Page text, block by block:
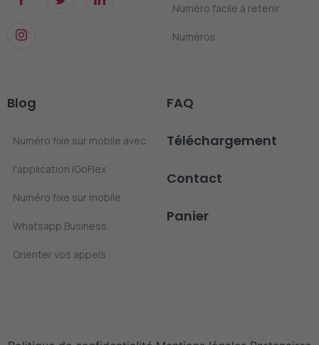
Numéro facile à retenir
Numéros
Blog
Numéro fixe sur mobile avec
l'application iGoFlex
Numéro fixe sur mobile
Whatsapp Business
Orienter vos appels
FAQ
Téléchargement
Contact
Panier